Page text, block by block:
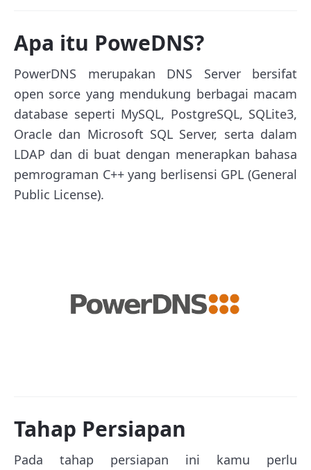
Apa itu PoweDNS?
PowerDNS merupakan DNS Server bersifat
open sorce yang mendukung berbagai macam
database seperti MySQL, PostgreSQL, SQLite3,
Oracle dan Microsoft SQL Server, serta dalam
LDAP dan di buat dengan menerapkan bahasa
pemrograman C++ yang berlisensi GPL (General
Public License).
Tahap Persiapan
Pada tahap persiapan ini kamu perlu